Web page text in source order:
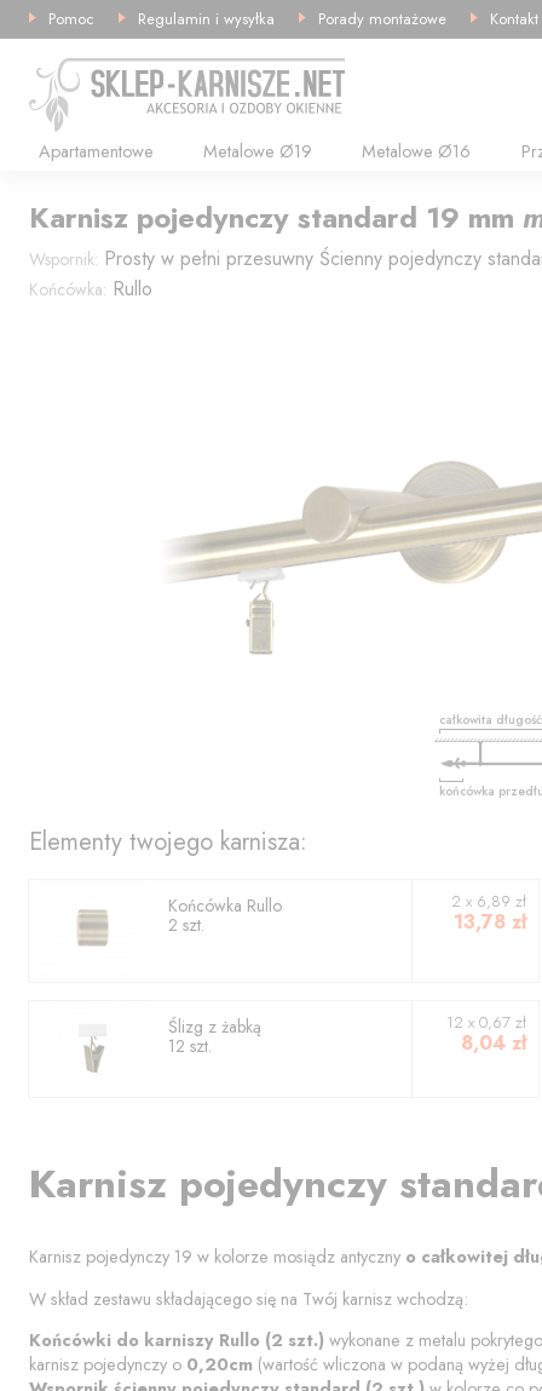
Apartamentowe Metalowe Ø19 Metalowe Ø16
Pomoc Regulamin i wysyłka Porady montażowe Kontakt
Karnisz pojedynczy standard 19 mm
Wspornik: Prosty w pełni przesuwny Ścienny pojedynczy
Końcówka: Rullo
całkowita
końcówka
Elementy twojego karnisza:
Końcówka Rullo
2 szt.
2 x 6,89 zł
13,78 zł
Ślizg z żabką
12 szt.
12 x 0,67 zł
8,04 zł
Karnisz pojedynczy
Karnisz pojedynczy 19 w kolorze mosiądz antyczny o całkowitej
W skład zestawu składającego się na Twój karnisz wchodzą:
Końcówki do karniszy Rullo (2 szt.) wykonane z metalu
karnisz pojedynczy o 0,20cm (wartość wliczona w podaną wyżej